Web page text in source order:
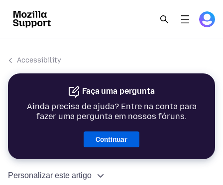
Accessibility
Faça uma pergunta
Ainda precisa de ajuda? Entre na conta para
fazer uma pergunta em nossos fóruns.
Continuar
Personalizar este artigo